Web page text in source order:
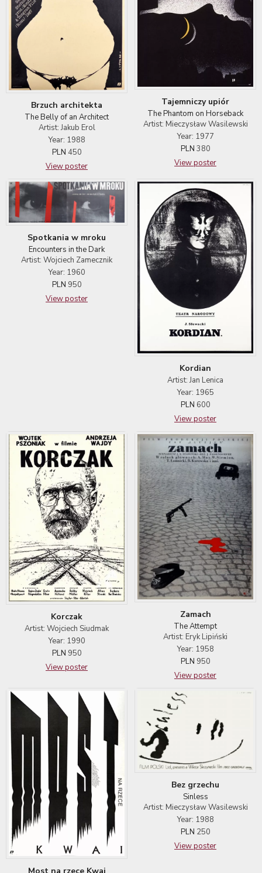
Brzuch architekta
The Belly of an Architect
Artist: Jakub Erol
Year: 1988
PLN 450
View poster
Tajemniczy upiór
The Phantom on Horseback
Artist: Mieczysław Wasilewski
Year: 1977
PLN 380
View poster
Spotkania w mroku
Encounters in the Dark
Artist: Wojciech Zamecznik
Year: 1960
PLN 950
View poster
Kordian
Artist: Jan Lenica
Year: 1965
PLN 600
View poster
Korczak
Artist: Wojciech Siudmak
Year: 1990
PLN 950
View poster
Zamach
The Attempt
Artist: Eryk Lipiński
Year: 1958
PLN 950
View poster
Bez grzechu
Sinless
Artist: Mieczysław Wasilewski
Year: 1988
PLN 250
View poster